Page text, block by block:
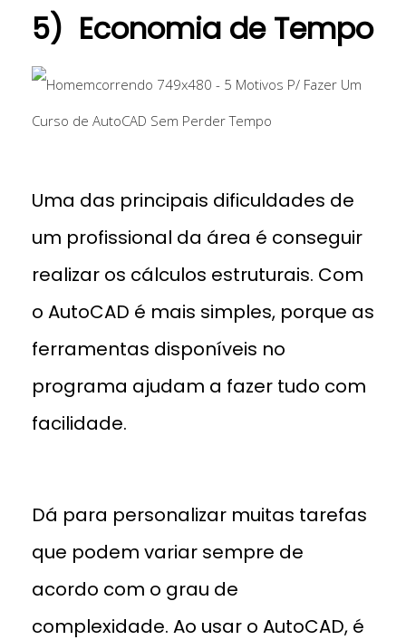
5) Economia de Tempo
Uma das principais dificuldades de
um profissional da área é conseguir
realizar os cálculos estruturais. Com
o AutoCAD é mais simples, porque as
ferramentas disponíveis no
programa ajudam a fazer tudo com
facilidade.
Dá para personalizar muitas tarefas
que podem variar sempre de
acordo com o grau de
complexidade. Ao usar o AutoCAD, é